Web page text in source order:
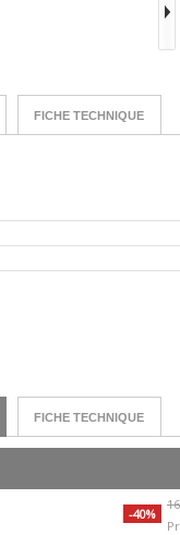
FICHE TECHNIQUE
FICHE TECHNIQUE
-40%